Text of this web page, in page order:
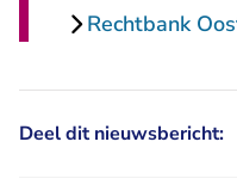
Rechtbank
Deel dit nieuwsbericht: